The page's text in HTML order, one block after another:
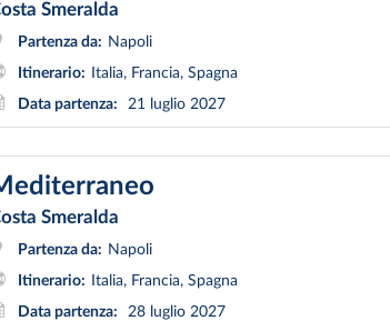
Smeralda
Partenza da: Napoli
Itinerario:
Italia, Francia, Spagna
Data partenza:
21 luglio 2027
Smeralda
Partenza da: Napoli
Itinerario:
Italia, Francia, Spagna
Data partenza:
28 luglio 2027